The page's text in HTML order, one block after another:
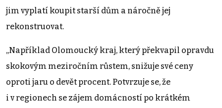
jim vyplatí koupit starší dům a náročně jej
rekonstruovat.
„Například Olomoucký kraj, který překvapil opravdu
skokovým meziročním růstem, snižuje své ceny
oproti jaru o devět procent. Potvrzuje se, že
i v regionech se zájem domácností po krátkém